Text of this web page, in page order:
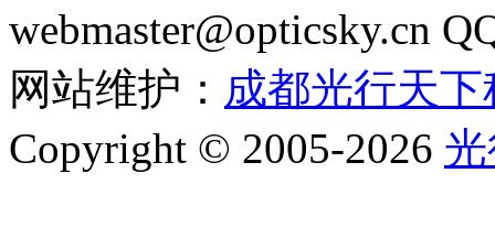
webmaster@opticsky.cn
网站维护： 成都光行天
Copyright © 2005-2026